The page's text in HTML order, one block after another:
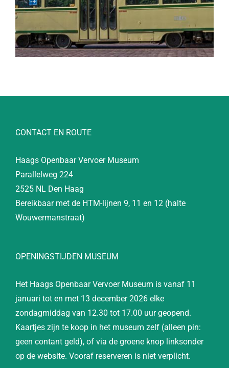
CONTACT EN ROUTE
Haags Openbaar Vervoer Museum
Parallelweg 224
2525 NL Den Haag
Bereikbaar met de HTM-lijnen 9, 11 en 12 (halte
Wouwermanstraat)
OPENINGSTIJDEN MUSEUM
Het Haags Openbaar Vervoer Museum is vanaf 11
januari tot en met 13 december 2026 elke
zondagmiddag van 12.30 tot 17.00 uur geopend.
Kaartjes zijn te koop in het museum zelf (alleen pin:
geen contant geld), of via de groene knop linksonder
op de website. Vooraf reserveren is niet verplicht.